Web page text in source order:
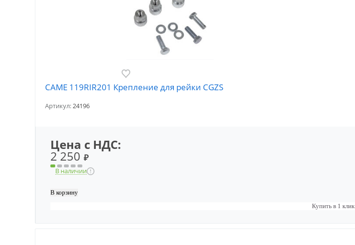
CAME 119RIR201 Крепление для рейки CGZS
Артикул:24196
Цена с НДС:
2 250₽
В наличии
Купить в 1 клик